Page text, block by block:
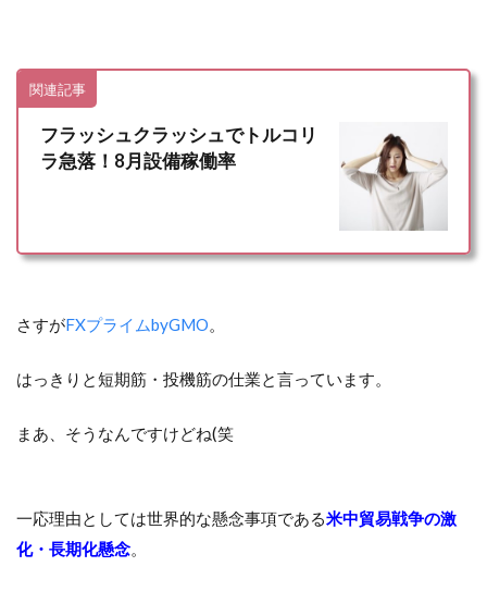
関連記事
フラッシュクラッシュでトルコリ
ラ急落！8月設備稼働率
さすがFXプライムbyGMO
はっきりと短期筋・投機筋の仕業と言っています。
まあ、そうなんですけどね(笑
一応理由としては世界的な懸念事項である米中貿易戦争の激
化・長期化懸念